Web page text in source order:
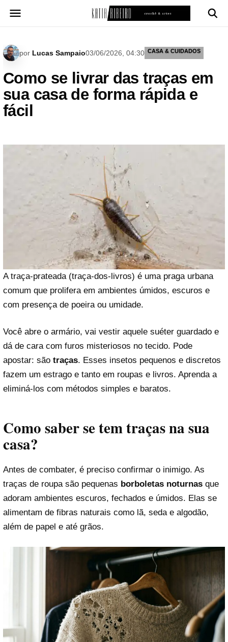
para
por Lucas Sampaio03/06/2026, 04:30 CASA & CUIDADOS
Como se livrar das traças em
sua casa de forma rápida e
fácil
A traça-prateada (traça-dos-livros) é uma praga urbana
comum que prolifera em ambientes úmidos, escuros e
com presença de poeira ou umidade.
Você abre o armário, vai vestir aquele suéter guardado e
dá de cara com furos misteriosos no tecido. Pode
apostar: são traças. Esses insetos pequenos e discretos
fazem um estrago e tanto em roupas e livros. Aprenda a
eliminá-los com métodos simples e baratos.
Como saber se tem traças na sua
casa?
Antes de combater, é preciso confirmar o inimigo. As
traças de roupa são pequenas borboletas noturnas que
adoram ambientes escuros, fechados e úmidos. Elas se
alimentam de fibras naturais como lã, seda e algodão,
além de papel e até grãos.